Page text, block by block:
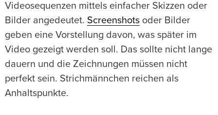
Videosequenzen mittels einfacher Skizzen oder
Bilder angedeutet. Screenshots oder Bilder
geben eine Vorstellung davon, was später im
Video gezeigt werden soll. Das sollte nicht lange
dauern und die Zeichnungen müssen nicht
perfekt sein. Strichmännchen reichen als
Anhaltspunkte.